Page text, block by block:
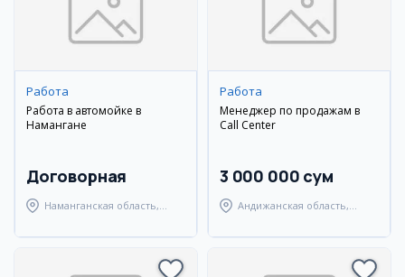
Работа
Работа в автомойке в
Намангане
Договорная
Наманганская область,
Работа
Менеджер по продажам в
Call Center
3 000 000 сум
Андижанская область,